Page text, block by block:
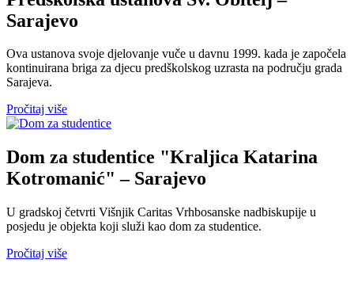
Sarajevo
Ova ustanova svoje djelovanje vuče u davnu 1999. kada je započela
kontinuirana briga za djecu predškolskog uzrasta na području grada
Sarajeva.
Pročitaj više
Dom za studentice "Kraljica Katarina
Kotromanić" – Sarajevo
U gradskoj četvrti Višnjik Caritas Vrhbosanske nadbiskupije u
posjedu je objekta koji služi kao dom za studentice.
Pročitaj više